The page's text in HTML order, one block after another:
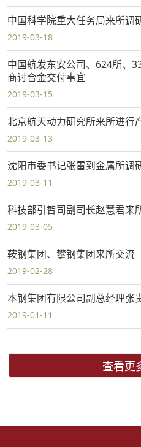
中国科学院重大任务局来所调
2019-03-18
中国航发东安公司、624所、
商讨合金交付事宜
2019-03-15
北京航天动力研究所来所进行
2019-03-13
沈阳市委书记张雷到金属所调
2019-03-11
科技部引智司副司长赵慧君来
2019-03-05
鞍钢集团、攀钢集团来所交流
2019-02-28
本钢集团有限公司副总经理张
2019-01-11
查看更